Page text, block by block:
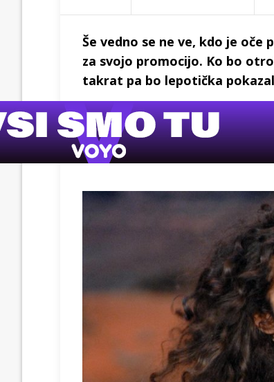
Še vedno se ne ve, kdo je
za svojo promocijo. Ko bo
takrat pa bo lepotička